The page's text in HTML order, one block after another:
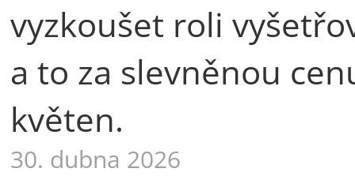
vyzkoušet roli
a to za slevněnou
květen.
30. dubna 2026